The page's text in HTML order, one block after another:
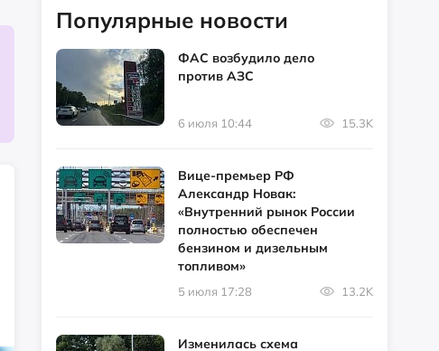
Популярные новости
ФАС возбудило дело
против АЗС
6 июля 10:44 15.3K
Вице-премьер РФ
Александр Новак:
«Внутренний рынок России
полностью обеспечен
бензином и дизельным
топливом»
5 июля 17:28 13.2K
Изменилась схема